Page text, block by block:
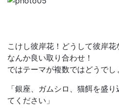
こけし彼岸花！どうして彼岸花
なんか良い取り合わせ！
ではテーマが複数ではどうでし
「銀座、ガムシロ、猫餌を盛
てください」